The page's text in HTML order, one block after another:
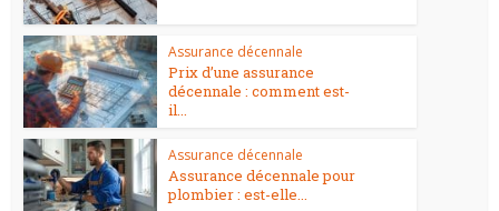
Assurance décennale
Prix d’une assurance
décennale : comment est-
il...
Assurance décennale
Assurance décennale pour
plombier : est-elle...